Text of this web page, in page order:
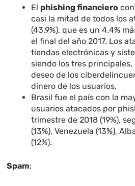
El phishing financiero
casi la mitad de todos los
(43.9%), que es un 4.4%
el final del año 2017. Los
tiendas electrónicas y
siendo los tres
deseo de los
dinero de los usuarios.
Brasil fue el país con la
usuarios atacados por
trimestre de 2018 (19%),
(13%), Venezuela (13%),
(12%).
Spam: